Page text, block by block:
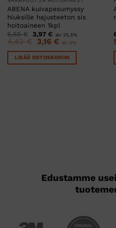
ABENA kuivapesumyssy
hiuksille hajusteeton sis
hoitoaineen 1kpl
5,55€
Alkuperäinen
hinta
oli:
5,55 €.
3,97 €Nykyinen
hinta
on:
3,97 €.
alv 25,5%
4,42€
Alkuperäinen
hinta
oli:
4,42 €.
3,16 €Nykyinen
hinta
on:
3,16 €.
alv 0%
LISÄÄ OSTOSKORIIN
Edustamme